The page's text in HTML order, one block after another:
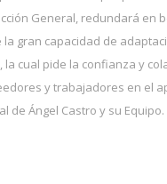
General, redundará en
gran capacidad de
la cual pide la confianza y
y trabajadores en el
de Ángel Castro y su Equipo.